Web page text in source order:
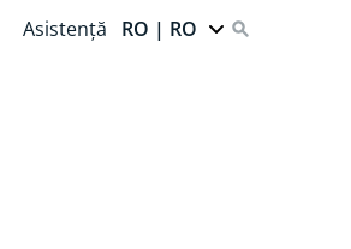
Asistență RO | RO